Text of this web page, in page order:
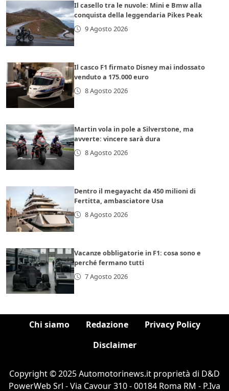
Il casello tra le nuvole: Mini e Bmw alla
conquista della leggendaria Pikes Peak
9 Agosto 2026
Il casco F1 firmato Disney mai indossato
venduto a 175.000 euro
8 Agosto 2026
Martin vola in pole a Silverstone, ma
avverte: vincere sarà dura
8 Agosto 2026
Dentro il megayacht da 450 milioni di
Fertitta, ambasciatore Usa
8 Agosto 2026
Vacanze obbligatorie in F1: cosa sono e
perché fermano tutti
7 Agosto 2026
Chi siamo Redazione
Privacy Policy
Disclaimer
Copyright © 2025 Automotorinews.it proprietà di D&D
PowerWeb Srl - Via Cavour 310 - 00184 Roma RM - P.Iva